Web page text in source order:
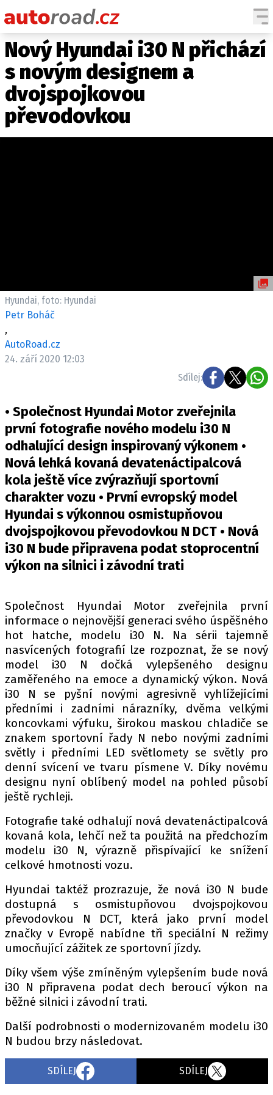
AUTA
TESTY AUT
NOVINKY
EKO
TISKOVKY
ROZHOVORY
DAKAR
Z DOMOVA
ZE SVĚTA
MOTORSPORT
PIT LANE
ČEŠI V AKCI
MEZINÁRODNÍ SCÉNA
SLEDUJTE NÁS NA |
Máte příběh, fotku nebo video?
Pošlete e-mail na autoroad.cz
ETICKÝ KODEX
KONTAKT
VYDAVATEL
Provozovatelem serveru autoroad.cz je
INCORP MEDIA GROUP s.r.o., IČ: 118 23 054
Nový Hyundai i30 N přichází
s novým designem a
dvojspojkovou
převodovkou
Hyundai, foto: Hyundai
Petr Boháč
,
AutoRoad.cz
24. září 2020 12:03
Sdílej:
• Společnost Hyundai Motor zveřejnila
první fotografie nového modelu i30 N
odhalující design inspirovaný výkonem •
Nová lehká kovaná devatenáctipalcová
kola ještě více zvýrazňují sportovní
charakter vozu • První evropský model
Hyundai s výkonnou osmistupňovou
dvojspojkovou převodovkou N DCT • Nová
i30 N bude připravena podat stoprocentní
výkon na silnici i závodní trati
Společnost Hyundai Motor zveřejnila první
informace o nejnovější generaci svého úspěšného
hot hatche, modelu i30 N. Na sérii tajemně
nasvícených fotografií lze rozpoznat, že se nový
model i30 N dočká vylepšeného designu
zaměřeného na emoce a dynamický výkon. Nová
i30 N se pyšní novými agresivně vyhlížejícími
předními i zadními nárazníky, dvěma velkými
koncovkami výfuku, širokou maskou chladiče se
znakem sportovní řady N nebo novými zadními
světly i předními LED světlomety se světly pro
denní svícení ve tvaru písmene V. Díky novému
designu nyní oblíbený model na pohled působí
ještě rychleji.
Fotografie také odhalují nová devatenáctipalcová
kovaná kola, lehčí než ta použitá na předchozím
modelu i30 N, výrazně přispívající ke snížení
celkové hmotnosti vozu.
Hyundai taktéž prozrazuje, že nová i30 N bude
dostupná s osmistupňovou dvojspojkovou
převodovkou N DCT, která jako první model
značky v Evropě nabídne tři speciální N režimy
umocňující zážitek ze sportovní jízdy.
Díky všem výše zmíněným vylepšením bude nová
i30 N připravena podat dech beroucí výkon na
běžné silnici i závodní trati.
Další podrobnosti o modernizovaném modelu i30
N budou brzy následovat.
SDÍLEJ SDÍLEJ